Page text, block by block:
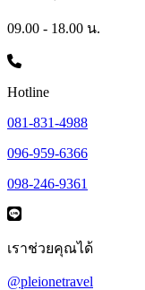
09.00 - 18.00 น.
Hotline
081-831-4988
096-959-6366
098-246-9361
เราช่วยคุณได้
@pleionetravel